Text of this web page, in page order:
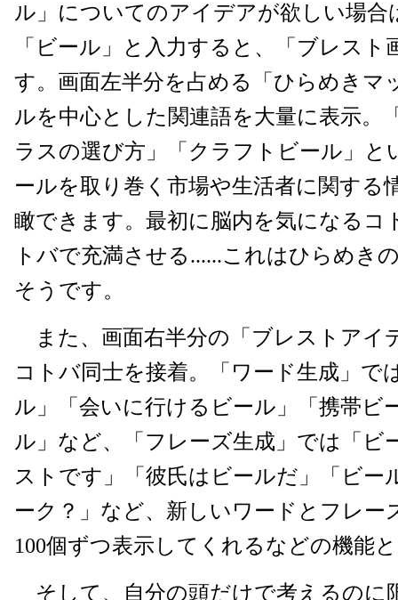
ル」についてのアイデアが欲しい場合
「ビール」と入力すると、「ブレスト
す。画面左半分を占める「ひらめきマ
ルを中心とした関連語を大量に表示。
ラスの選び方」「クラフトビール」と
ールを取り巻く市場や生活者に関する
瞰できます。最初に脳内を気になるコ
トバで充満させる......これはひらめき
そうです。
また、画面右半分の「ブレストアイ
コトバ同士を接着。「ワード生成」で
ル」「会いに行けるビール」「携帯ビ
ル」など、「フレーズ生成」では「ビ
ストです」「彼氏はビールだ」「ビー
ーク？」など、新しいワードとフレー
100個ずつ表示してくれるなどの機能
そして、自分の頭だけで考えるのに